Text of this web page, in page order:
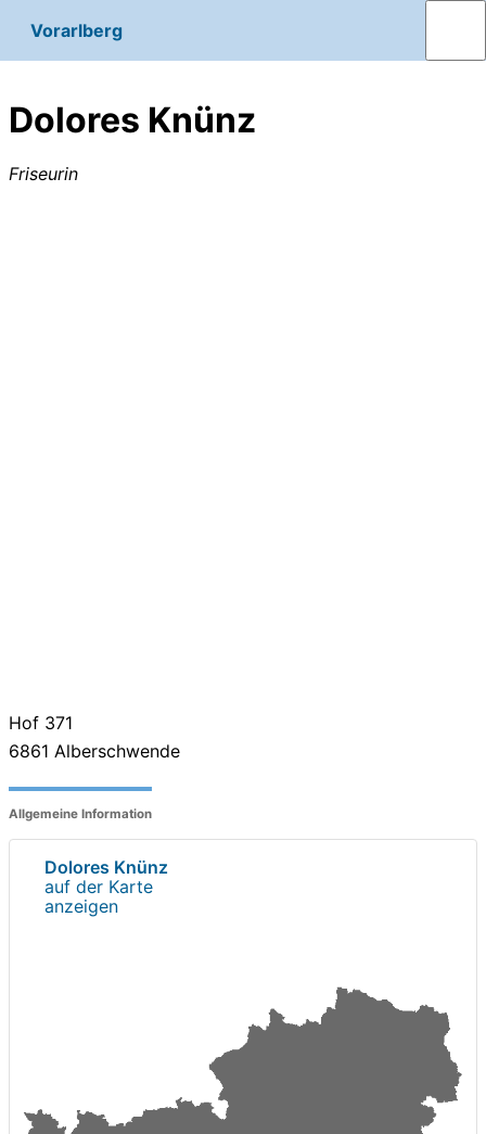
Vorarlberg
Dolores Knünz
Friseurin
Hof 371
6861 Alberschwende
Allgemeine Information
Dolores Knünz
auf der Karte
anzeigen